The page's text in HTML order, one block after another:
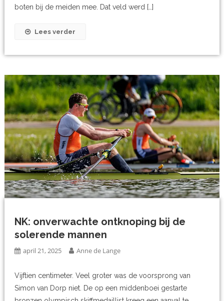
boten bij de meiden mee. Dat veld werd […]
Lees verder
NK: onverwachte ontknoping bij de
solerende mannen
april 21, 2025 Anne de Lange
Vijftien centimeter. Veel groter was de voorsprong van
Simon van Dorp niet. De op een middenboei gestarte